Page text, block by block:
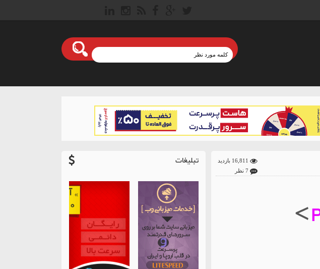
7 نظر
تبلیغات